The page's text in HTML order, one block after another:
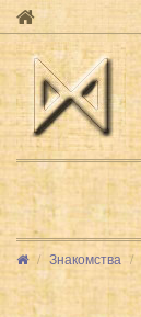
Знакомства